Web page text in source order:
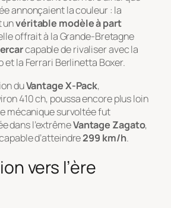
annonçaient la couleur : la
unvéritable modèle à part
offrait à la Grande-Bretagne
capable de rivaliser avec la
et la Ferrari Berlinetta Boxer.
duVantage X-Pack,
410 ch, poussa encore plus loin
mécanique survoltée fut
dans l’extrêmeVantage Zagato,
d’atteindre299 km/h.
vers l’ère